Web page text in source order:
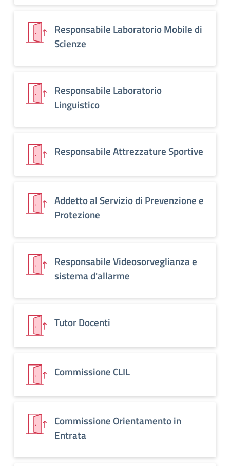
Responsabile Laboratorio Mobile di
Scienze
Responsabile Laboratorio
Linguistico
Responsabile Attrezzature Sportive
Addetto al Servizio di Prevenzione e
Protezione
Responsabile Videosorveglianza e
sistema d'allarme
Tutor Docenti
Commissione CLIL
Commissione Orientamento in
Entrata